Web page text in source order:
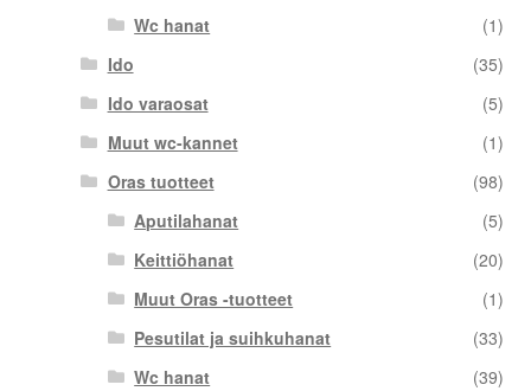
Wc hanat
(1)
Ido
(35)
Ido varaosat
(5)
Muut wc-kannet
(1)
Oras tuotteet
(98)
Aputilahanat
(5)
Keittiöhanat
(20)
Muut Oras -tuotteet
(1)
Pesutilat ja suihkuhanat
(33)
Wc hanat
(39)